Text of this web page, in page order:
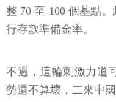
整 70 至 100 個基點
行存款準備金率。
不過，這輪刺激力道
勢還不算壞，二來中